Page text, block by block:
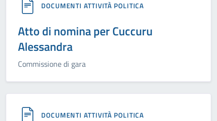
DOCUMENTI ATTIVITÀ POLITICA
Atto di nomina per Cuccuru
Alessandra
Commissione di gara
DOCUMENTI ATTIVITÀ POLITICA